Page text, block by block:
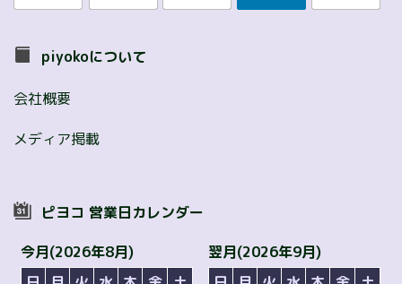
piyokoについて
会社概要
メディア掲載
ピヨコ 営業日カレンダー
今月(2026年8月)
翌月(2026年9月)